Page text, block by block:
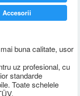
buna calitate, usor
uz profesional, cu
standarde
Toate schelele
Accesorii